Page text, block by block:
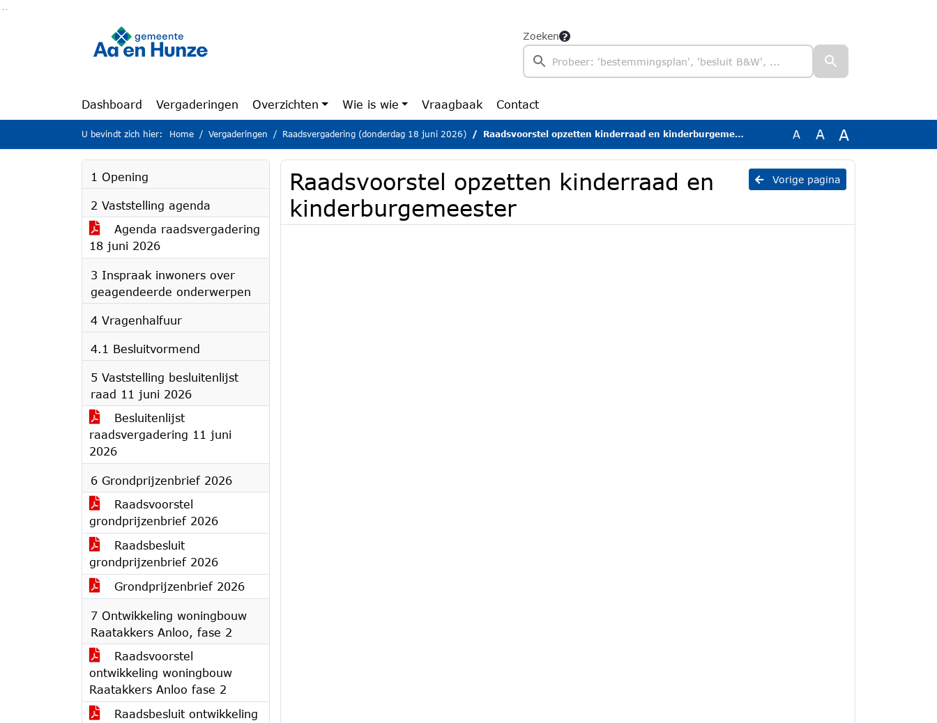
Zoeken
Dashboard Vergaderingen Overzichten Wie is wie Vraagbaak Contact
U bevindt zich hier: Home Vergaderingen Raadsvergadering (donderdag 18 juni 2026) Raadsvoorstel opzetten kinderraad en kinderburgemeester A A A
1 Opening
2 Vaststelling agenda
Agenda raadsvergadering
18 juni 2026
3 Inspraak inwoners over
geagendeerde onderwerpen
4 Vragenhalfuur
4.1 Besluitvormend
5 Vaststelling besluitenlijst
raad 11 juni 2026
Besluitenlijst
raadsvergadering 11 juni
2026
6 Grondprijzenbrief 2026
Raadsvoorstel
grondprijzenbrief 2026
Raadsbesluit
grondprijzenbrief 2026
Grondprijzenbrief 2026
7 Ontwikkeling woningbouw
Raatakkers Anloo, fase 2
Raadsvoorstel
ontwikkeling woningbouw
Raatakkers Anloo fase 2
Raadsbesluit ontwikkeling
Vorige pagina
Raadsvoorstel opzetten kinderraad en
kinderburgemeester